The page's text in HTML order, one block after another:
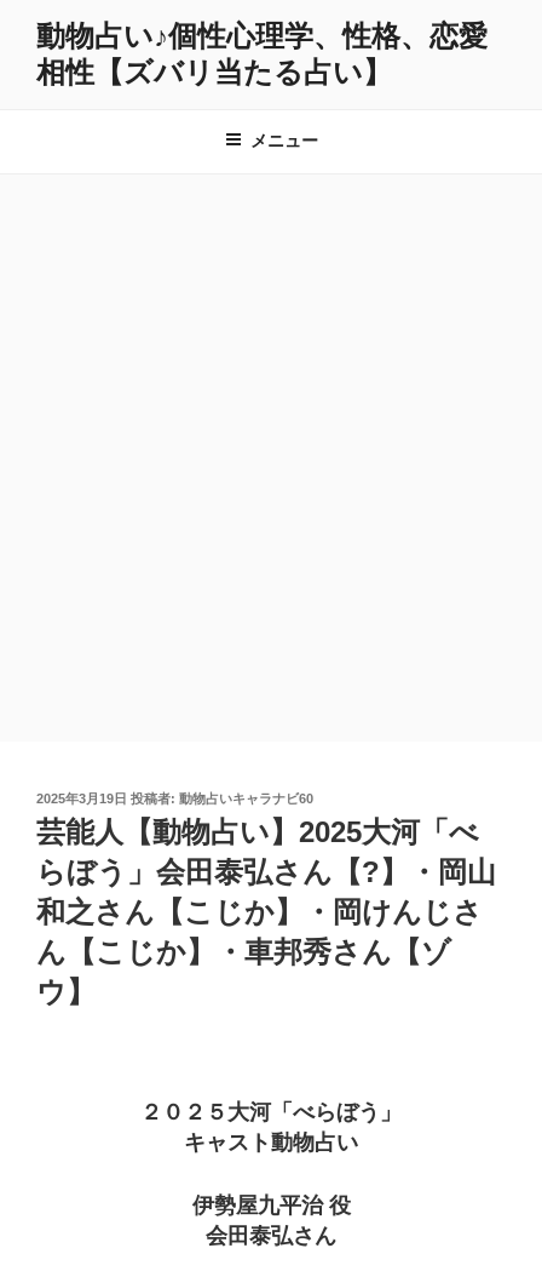
動物占い♪個性心理学、性格、恋愛
相性【ズバリ当たる占い】
メニュー
投
稿
日:
2025年3月19日 投稿者: 動物占いキャラナビ60
芸能人【動物占い】2025大河「べ
らぼう」会田泰弘さん【?】・岡山
和之さん【こじか】・岡けんじさ
ん【こじか】・車邦秀さん【ゾ
ウ】
２０２５大河「べらぼう」
キャスト動物占い
伊勢屋九平治 役
会田泰弘さん